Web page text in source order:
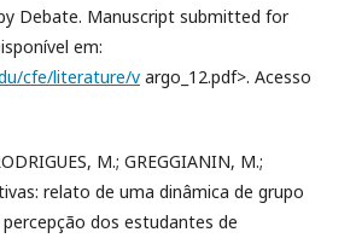
by Debate. Manuscript submitted for
em:
cfe/literature/v argo_12.pdf>. Acesso
M.; GREGGIANIN, M.;
relato de uma dinâmica de grupo
dos estudantes de